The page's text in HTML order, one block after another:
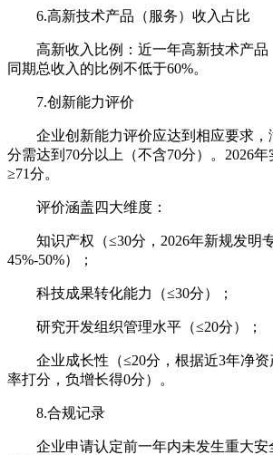
6.高新技术产品（服务）收入占比
高新收入比例：近一年高新技术产品
同期总收入的比例不低于60%。
7.创新能力评价
企业创新能力评价应达到相应要求，
分需达到70分以上（不含70分）。2026
≥71分。
评价涵盖四大维度：
知识产权（≤30分，2026年新规发明
45%-50%）；
科技成果转化能力（≤30分）；
研究开发组织管理水平（≤20分）；
企业成长性（≤20分，根据近3年净资
率打分，负增长得0分）。
8.合规记录
企业申请认定前一年内未发生重大安